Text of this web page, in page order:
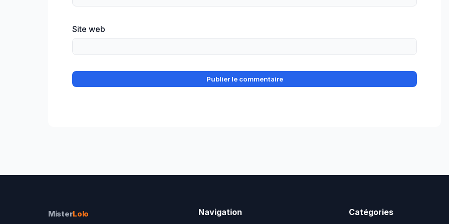
Site web
MisterLolo Navigation Catégories